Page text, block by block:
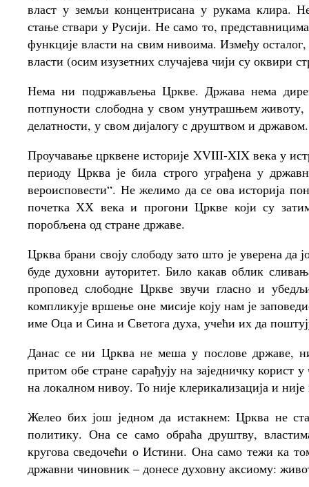
власт у земљи концентрисана у рукама клира.
стање ствари у Русији. Не само то,
функције власти на свим нивоима. Између
власти (осим изузетних случајева чији су оквири
Нема ни подржављења Цркве. Држава нема
потпуности слободна у свом унутрашњем животу,
делатности, у свом дијалогу с друштвом и државом.
Проучавање црквене историје XVIII-XIX века у
периоду Црква је била строго уграђена у
вероисповести“. Не желимо да се ова историја
почетка ХХ века и прогони Цркве који су
поробљена од стране државе.
Црква брани своју слободу зато што је уверена да
буде духовни ауторитет. Било какав облик
проповед слободне Цркве звучи гласно и
компликује вршење оне мисије коју нам је
име Оца и Сина и Светога духа, учећи их да
Данас се ни Црква не меша у послове државе,
притом обе стране сарађују на заједничку
на локалном нивоу. То није клерикализација и
Желео бих још једном да истакнем: Црква не
политику. Она се само обраћа друштву,
кругова сведочећи о Истини. Она само тежи ка
државни чиновник – донесе духовну аксиому: